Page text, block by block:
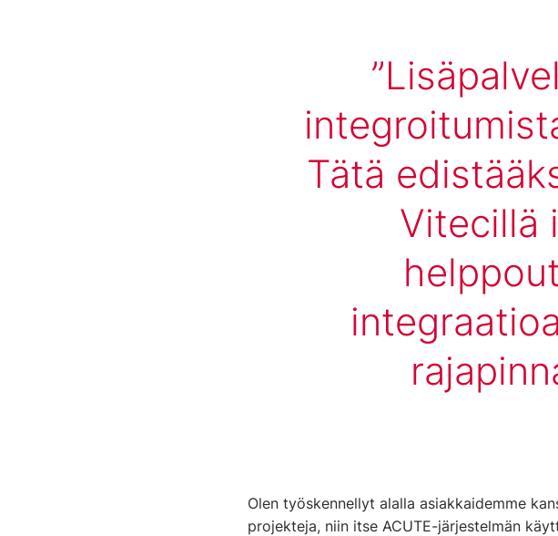
Tätä
Vitecillä
Olen työskennellyt alalla asiakkaidemme
projekteja, niin itse ACUTE-järjestelmän